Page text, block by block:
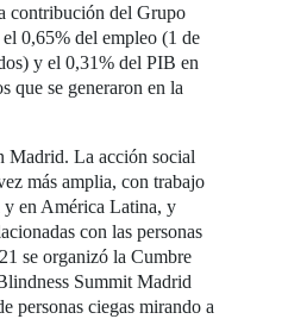
contribución del Grupo
0,65% del empleo (1 de
y el 0,31% del PIB en
que se generaron en la
Madrid. La acción social
más amplia, con trabajo
y en América Latina, y
con las personas
se organizó la Cumbre
Summit Madrid
personas ciegas mirando a